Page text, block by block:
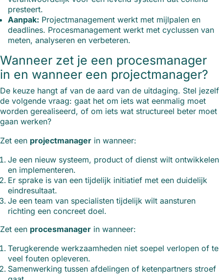
presteert.
Aanpak: Projectmanagement werkt met mijlpalen en
deadlines. Procesmanagement werkt met cyclussen van
meten, analyseren en verbeteren.
Wanneer zet je een procesmanager
in en wanneer een projectmanager?
De keuze hangt af van de aard van de uitdaging. Stel jezelf
de volgende vraag: gaat het om iets wat eenmalig moet
worden gerealiseerd, of om iets wat structureel beter moet
gaan werken?
Zet een projectmanager in wanneer:
Je een nieuw systeem, product of dienst wilt ontwikkelen
en implementeren.
Er sprake is van een tijdelijk initiatief met een duidelijk
eindresultaat.
Je een team van specialisten tijdelijk wilt aansturen
richting een concreet doel.
Zet een procesmanager in wanneer:
Terugkerende werkzaamheden niet soepel verlopen of te
veel fouten opleveren.
Samenwerking tussen afdelingen of ketenpartners stroef